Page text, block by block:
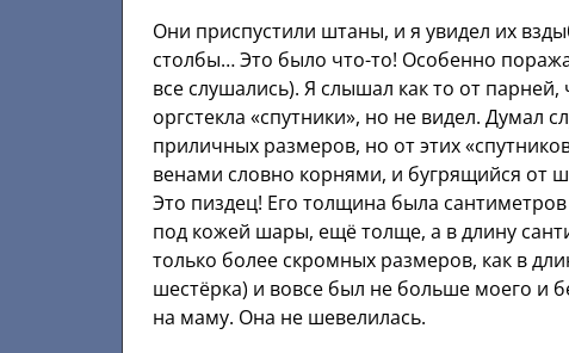
Они приспустили штаны, и я увидел их
столбы… Это было что-то! Особенно
все слушались). Я слышал как то от
оргстекла «спутники», но не видел. Думал
приличных размеров, но от этих
венами словно корнями, и бугрящийся от
Это пиздец! Его толщина была
под кожей шары, ещё толще, а в длину
только более скромных размеров, как в
шестёрка) и вовсе был не больше моего и
на маму. Она не шевелилась.